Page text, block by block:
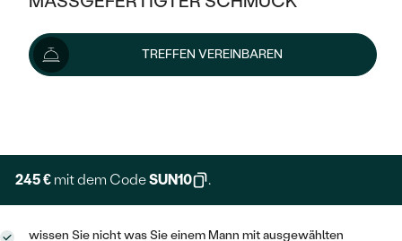
KLASSISCH
MEMOIRE
VINTAGE
MIT MEHREREN DIAMANTEN
HALO
VINTAGE
IM SET
AUSVERKAUF
WENN SCHMUCK HILFT
OHRRINGE
PLATIN
OHRSTECKER
GOLD
SILBER
NACH STYL
AUSVERKAUF
SILBER
TREFFEN VEREINBAREN
272 €
Wir liefern den Schmuck innerhalb von 3 - 4 Wochen.
Lieferoptionen
245 € mit dem CodeSUN10 .
wissen Sie nicht was Sie einem Mann mit ausgewählten